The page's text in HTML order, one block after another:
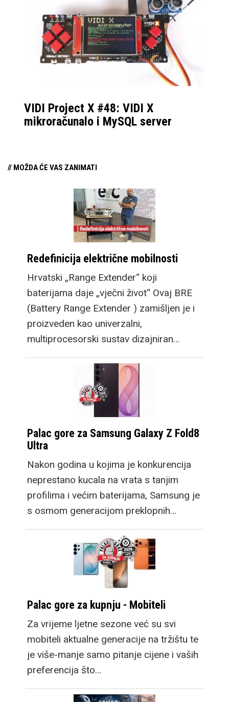
eksperimentirati kao u
“starim danima”. No, sa
konzistentnim
ažuriranjima i podrškom
ovoj formi uređaja,
Samsung je postao
drugi prilagođavaju, sa
najboljom softverskom
Ove godine imamo
nešto novosti, promjene
koje bi mogle
zainteresirati
potencijalne kupce
preklopnog mobitela
koji se možda nisu
pronašli kod manjeg
Flip modela, a veći Fold
cilja na multitasking
Tako je došlo do
promjene u lineupu ove
godine te tradicionalan
Flip zadržava dizajn po
kojem je postao poznat,
uz niz poboljšanja
kakve već očekujemo
za godišnju
nadogradnju. Zatim
dosadašnji Fold model
postaje Fold Ultra,
također donoseći
nadogradnje, no
zadržavajući
dosadašnju
vrhunskim setom
kamera.
VIDI Project X #48: VIDI X
mikroračunalo i MySQL server
// MOŽDA ĆE VAS ZANIMATI
Redefinicija električne mobilnosti
Hrvatski „Range Extender“ koji
baterijama daje „vječni život“ Ovaj BRE
(Battery Range Extender ) zamišljen je i
proizveden kao univerzalni,
multiprocesorski sustav dizajniran…
Palac gore za Samsung Galaxy Z Fold8
Ultra
Nakon godina u kojima je konkurencija
neprestano kucala na vrata s tanjim
profilima i većim baterijama, Samsung je
s osmom generacijom preklopnih…
Palac gore za kupnju - Mobiteli
Za vrijeme ljetne sezone već su svi
mobiteli aktualne generacije na tržištu te
je više-manje samo pitanje cijene i vaših
preferencija što…